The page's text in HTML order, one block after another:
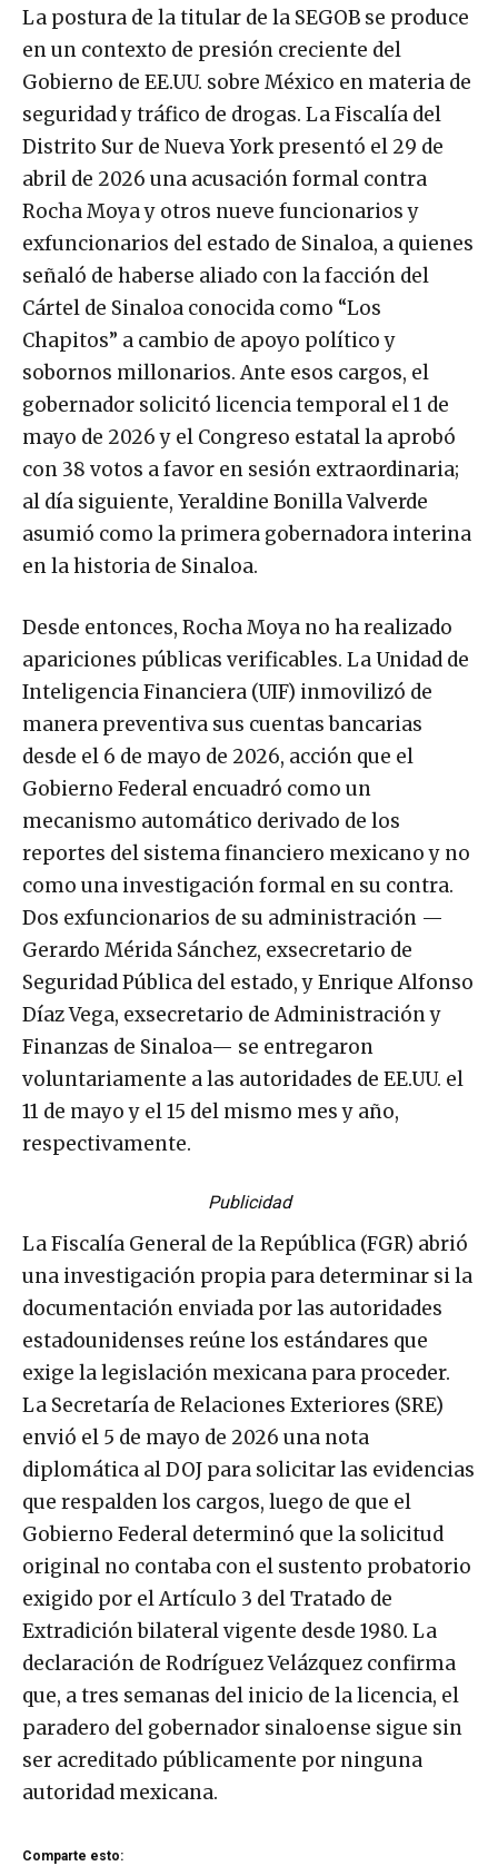
La postura de la titular de la SEGOB se produce
en un contexto de presión creciente del
Gobierno de EE.UU. sobre México en materia de
seguridad y tráfico de drogas. La Fiscalía del
Distrito Sur de Nueva York presentó el 29 de
abril de 2026 una acusación formal contra
Rocha Moya y otros nueve funcionarios y
exfuncionarios del estado de Sinaloa, a quienes
señaló de haberse aliado con la facción del
Cártel de Sinaloa conocida como “Los
Chapitos” a cambio de apoyo político y
sobornos millonarios. Ante esos cargos, el
gobernador solicitó licencia temporal el 1 de
mayo de 2026 y el Congreso estatal la aprobó
con 38 votos a favor en sesión extraordinaria;
al día siguiente, Yeraldine Bonilla Valverde
asumió como la primera gobernadora interina
en la historia de Sinaloa.
Desde entonces, Rocha Moya no ha realizado
apariciones públicas verificables. La Unidad de
Inteligencia Financiera (UIF) inmovilizó de
manera preventiva sus cuentas bancarias
desde el 6 de mayo de 2026, acción que el
Gobierno Federal encuadró como un
mecanismo automático derivado de los
reportes del sistema financiero mexicano y no
como una investigación formal en su contra.
Dos exfuncionarios de su administración —
Gerardo Mérida Sánchez, exsecretario de
Seguridad Pública del estado, y Enrique Alfonso
Díaz Vega, exsecretario de Administración y
Finanzas de Sinaloa— se entregaron
voluntariamente a las autoridades de EE.UU. el
11 de mayo y el 15 del mismo mes y año,
respectivamente.
Publicidad
La Fiscalía General de la República (FGR) abrió
una investigación propia para determinar si la
documentación enviada por las autoridades
estadounidenses reúne los estándares que
exige la legislación mexicana para proceder.
La Secretaría de Relaciones Exteriores (SRE)
envió el 5 de mayo de 2026 una nota
diplomática al DOJ para solicitar las evidencias
que respalden los cargos, luego de que el
Gobierno Federal determinó que la solicitud
original no contaba con el sustento probatorio
exigido por el Artículo 3 del Tratado de
Extradición bilateral vigente desde 1980. La
declaración de Rodríguez Velázquez confirma
que, a tres semanas del inicio de la licencia, el
paradero del gobernador sinaloense sigue sin
ser acreditado públicamente por ninguna
autoridad mexicana.
Comparte esto: